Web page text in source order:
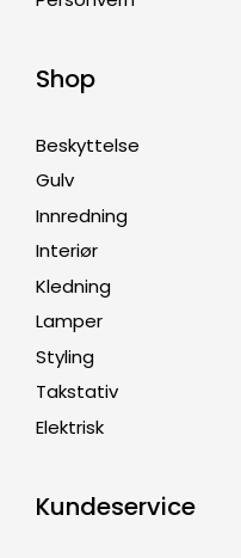
Shop
Beskyttelse
Gulv
Innredning
Interiør
Kledning
Lamper
Styling
Takstativ
Elektrisk
Kundeservice